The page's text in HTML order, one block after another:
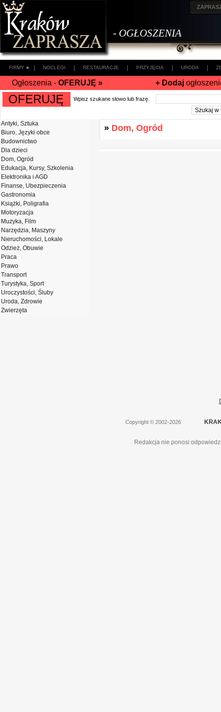
- OGŁOSZENIA
FIRMY ► NOCLEGI RESTAURACJE PRZYJĘCIA URODA
Ogłoszenia - OFERUJĘ » + Dodaj
OFERUJĘ Wpisz szukane słowo lub frazę.
Antyki, Sztuka
Biuro, Języki obce
Budownictwo
Dla dzieci
Dom, Ogród
Edukacja, Kursy, Szkolenia
Elektronika i AGD
Finanse, Ubezpieczenia
Gastronomia
Książki, Poligrafia
Motoryzacja
Muzyka, Film
Narzędzia, Maszyny
Nieruchomości, Lokale
Odzież, Obuwie
Praca
Prawo
Transport
Turystyka, Sport
Uroczystości, Śluby
Uroda, Zdrowie
Zwierzęta
» Dom, Ogród
Copyright © 2002-2026
Redakcja nie ponosi